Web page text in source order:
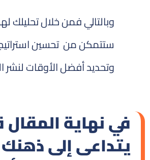
وبالتالي فمن خلال تحليلك
ستتمكن من تحسين
وتحديد أفضل الأوقات
في نهاية المقال
يتداعى إلى